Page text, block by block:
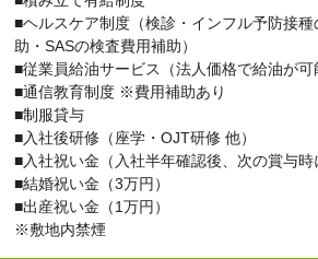
■ヘルスケア制度（検診・インフル予防接
助・SASの検査費用補助）
■従業員給油サービス（法人価格で給油が可
■通信教育制度 ※費用補助あり
■制服貸与
■入社後研修（座学・OJT研修 他）
■入社祝い金（入社半年確認後、次の賞与時
■結婚祝い金（3万円）
■出産祝い金（1万円）
※敷地内禁煙